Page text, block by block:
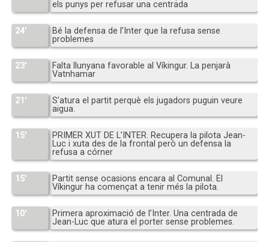
els punys per refusar una centrada
24′
Bé la defensa de l’Inter que la refusa sense
problemes
23′
Falta llunyana favorable al Víkingur. La penjarà
Vatnhamar
21′
S’atura el partit perquè els jugadors puguin veure
aigua.
15′
PRIMER XUT DE L’INTER. Recupera la pilota Jean-
Luc i xuta des de la frontal però un defensa la
refusa a córner
15′
Partit sense ocasions encara al Comunal. El
Víkingur ha començat a tenir més la pilota.
10′
Primera aproximació de l’Inter. Una centrada de
Jean-Luc que atura el porter sense problemes.